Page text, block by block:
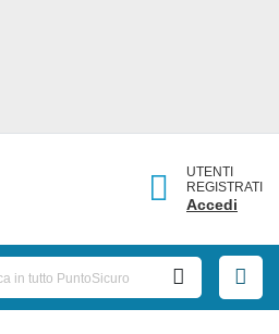
UTENTI
REGISTRATI
Accedi